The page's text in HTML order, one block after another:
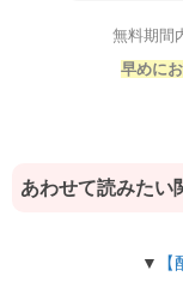
無料期間
早めに
あわせて読みたい
▼